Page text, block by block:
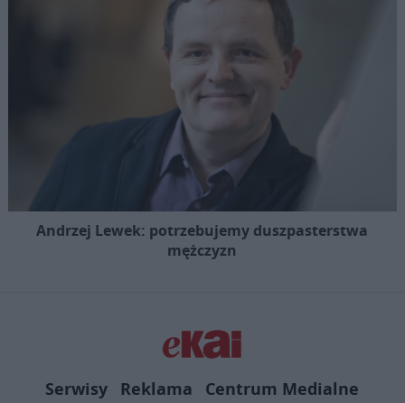
Andrzej Lewek: potrzebujemy duszpasterstwa
mężczyzn
Serwisy Reklama
Centrum Medialne